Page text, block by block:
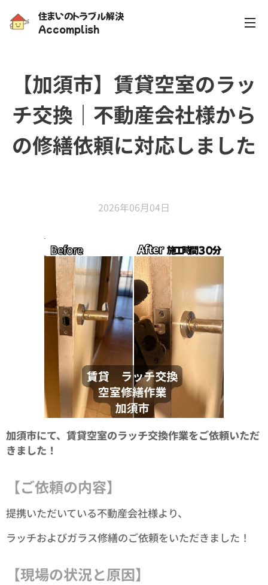
住まいのトラブル解決
Accomplish
【加須市】賃貸空室のラッ
チ交換｜不動産会社様から
の修繕依頼に対応しました
2026年06月04日
加須市にて、賃貸空室のラッチ交換作業をご依頼いただ
きました！
【ご依頼の内容】
提携いただいている不動産会社様より、
ラッチおよびガラス修繕のご依頼をいただきました！
【現場の状況と原因】